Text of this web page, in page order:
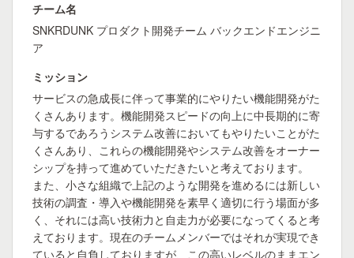
チーム名
SNKRDUNK プロダクト開発チーム バックエンドエンジニ
ア
ミッション
サービスの急成長に伴って事業的にやりたい機能開発がた
くさんあります。機能開発スピードの向上に中長期的に寄
与するであろうシステム改善においてもやりたいことがた
くさんあり、これらの機能開発やシステム改善をオーナー
シップを持って進めていただきたいと考えております。
また、小さな組織で上記のような開発を進めるには新しい
技術の調査・導入や機能開発を素早く適切に行う場面が多
く、それには高い技術力と自走力が必要になってくると考
えております。現在のチームメンバーではそれが実現でき
ていると自負しておりますが、この高いレベルのままエン